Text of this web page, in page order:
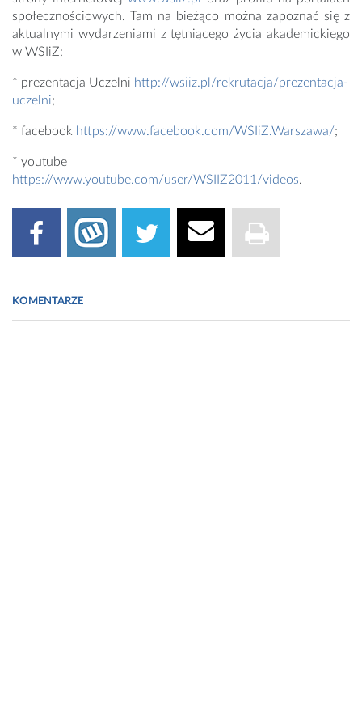
społecznościowych. Tam na bieżąco można zapoznać się z
aktualnymi wydarzeniami z tętniącego życia akademickiego
w WSIiZ:
* prezentacja Uczelni http://wsiiz.pl/rekrutacja/prezentacja-
uczelni;
* facebook https://www.facebook.com/WSIiZ.Warszawa/;
* youtube
https://www.youtube.com/user/WSIIZ2011/videos.
KOMENTARZE